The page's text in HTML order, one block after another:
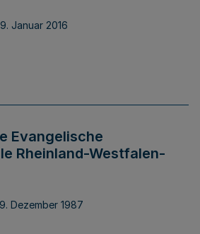
Januar 2016
Evangelische
Rheinland-Westfalen-
Dezember 1987